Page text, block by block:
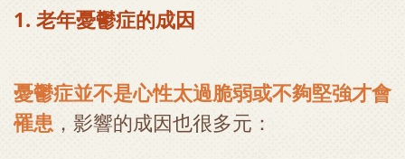
1. 老年憂鬱症的成因
憂鬱症並不是心性太過脆弱或不夠堅強才會
罹患 ，影響的成因也很多元：